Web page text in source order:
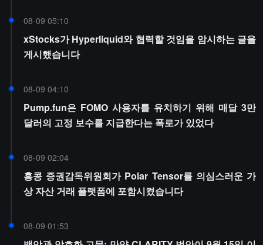
08-09 05:10
xStocks가 Hyperliquid와 협력할 것임을 암시하는 글을
게시했습니다
08-09 04:10
Pump.fun은 FOMO 사용자를 유치하기 위해 매달 3만
달러의 고정 보수를 지급한다는 폭로가 있었다
08-09 02:04
홍콩 증권감독위원회가 Polar Tensor를 의심스러운 가
상 자산 거래 플랫폼에 포함시켰습니다
08-09 01:53